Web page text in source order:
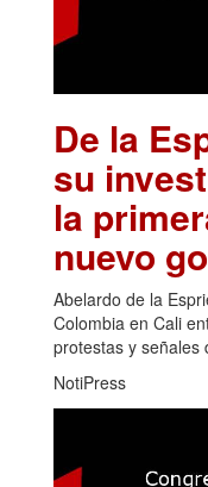
De la
su
la
nuevo
Abelardo de la
Colombia en Cali
protestas y señales
NotiPress